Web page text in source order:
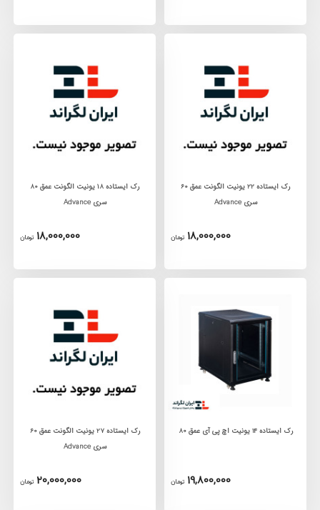
رک ايستاده 22 يونيت الگونت عمق 60
سری Advance
18,000,000 تومان
رک ايستاده ١8 يونيت الگونت عمق 80
سری Advance
18,000,000 تومان
رک ایستاده 14 یونیت اچ پی آی عمق 80
19,800,000 تومان
رک ايستاده 27 يونيت الگونت عمق 60
سری Advance
20,000,000 تومان